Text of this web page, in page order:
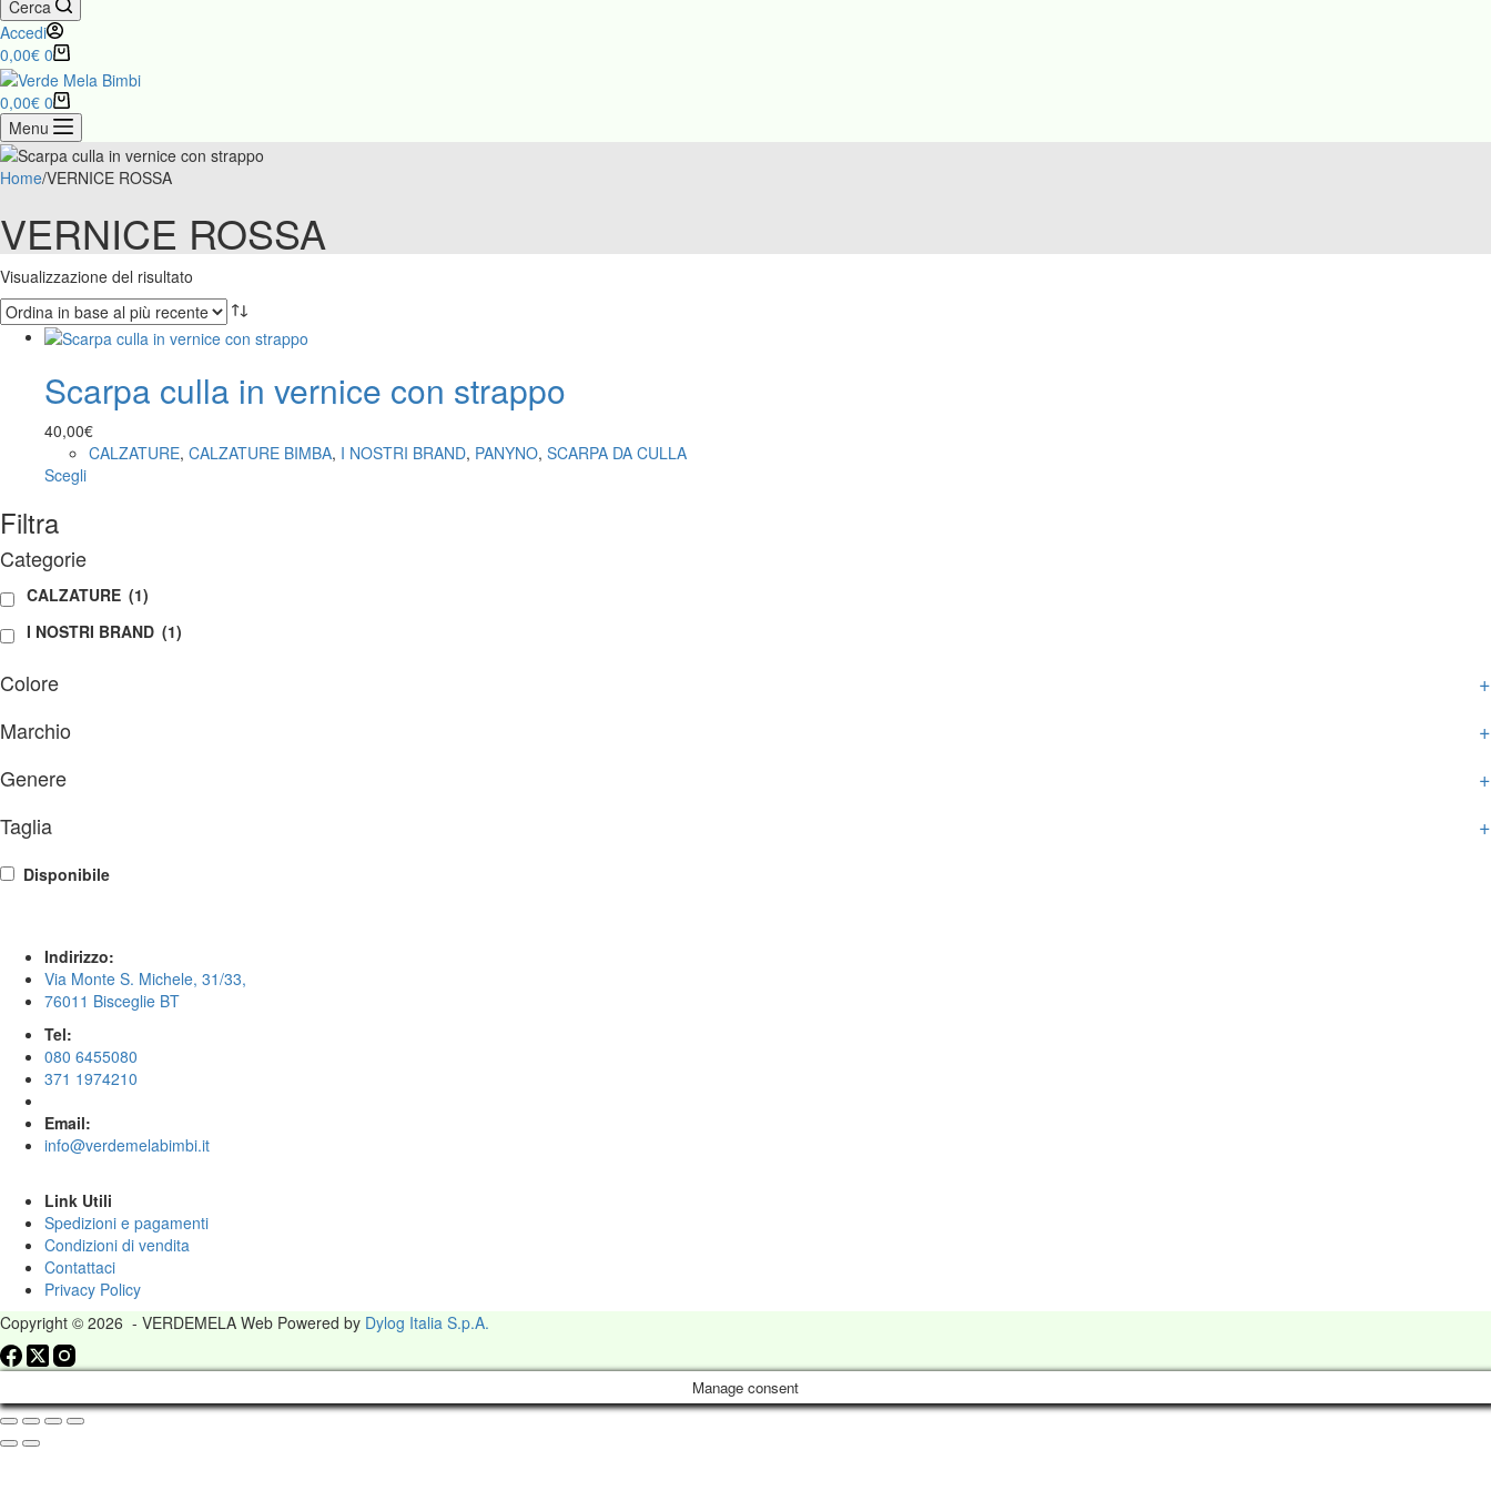
Cerca
Accedi
Carrello
0,00€ 0
Carrello
0,00€ 0
Menu
Home/VERNICE ROSSA
VERNICE ROSSA
Visualizzazione del risultato
Scarpa culla in vernice con strappo
40,00€
CALZATURE, CALZATURE BIMBA, I NOSTRI BRAND, PANYNO, SCARPA DA CULLA
ScegliQuesto
varianti.
Le
opzioni
possono
Filtra
Categorie
CALZATURE (1)
I NOSTRI BRAND (1)
Colore
+
Marchio
+
Genere
+
Taglia
+
Disponibile
Indirizzo:
Via Monte S. Michele, 31/33,
76011 Bisceglie BT
Tel:
080 6455080
371 1974210
Email:
info@verdemelabimbi.it
Link Utili
Spedizioni e pagamenti
Condizioni di vendita
Contattaci
Privacy Policy
Copyright © 2026 - VERDEMELA Web Powered by Dylog Italia S.p.A.
Manage consent